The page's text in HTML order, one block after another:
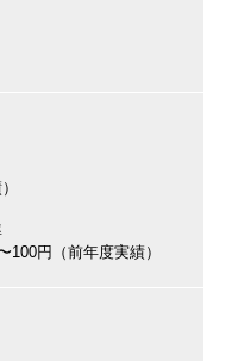
100円（前年度実績）